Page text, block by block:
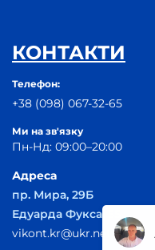
КОНТАКТИ
Телефон:
+38 (098) 067-32-65
Ми на зв'язку
Пн-Нд: 09:00–20:00
Адреса
пр. Мира, 29Б
Едуарда Фукса, 55
vikont.kr@ukr.net